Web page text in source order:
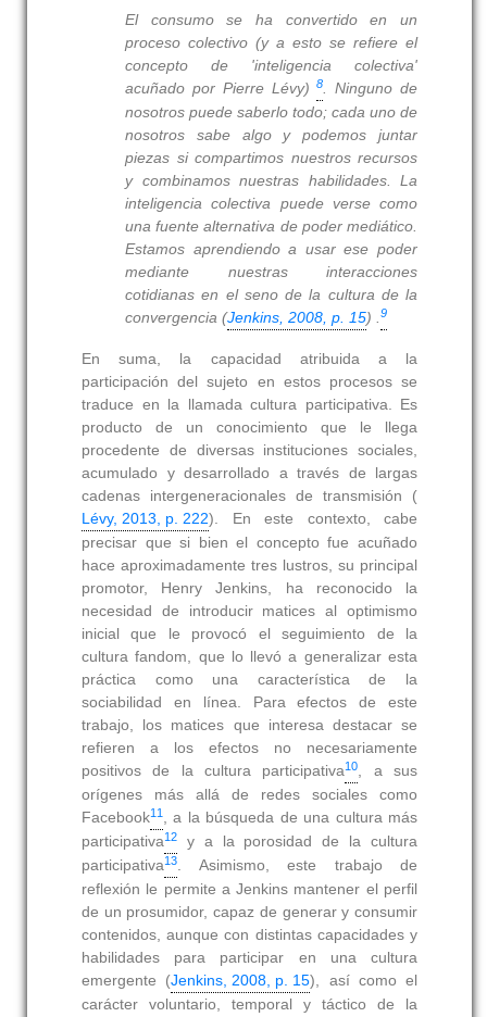
El consumo se ha convertido en un
proceso colectivo (y a esto se refiere el
concepto de 'inteligencia colectiva'
acuñado por Pierre Lévy)8
. Ninguno de
nosotros puede saberlo todo; cada uno de
nosotros sabe algo y podemos juntar
piezas si compartimos nuestros recursos
y combinamos nuestras habilidades. La
inteligencia colectiva puede verse como
una fuente alternativa de poder mediático.
Estamos aprendiendo a usar ese poder
mediante nuestras interacciones
cotidianas en el seno de la cultura de la
convergencia (Jenkins, 2008, p. 15) . 9
En suma, la capacidad atribuida a la
participación del sujeto en estos procesos se
traduce en la llamada cultura participativa. Es
producto de un conocimiento que le llega
procedente de diversas instituciones sociales,
acumulado y desarrollado a través de largas
cadenas intergeneracionales de transmisión (
Lévy, 2013, p. 222). En este contexto, cabe
precisar que si bien el concepto fue acuñado
hace aproximadamente tres lustros, su principal
promotor, Henry Jenkins, ha reconocido la
necesidad de introducir matices al optimismo
inicial que le provocó el seguimiento de la
cultura fandom, que lo llevó a generalizar esta
práctica como una característica de la
sociabilidad en línea. Para efectos de este
trabajo, los matices que interesa destacar se
refieren a los efectos no necesariamente
positivos de la cultura participativa10
, a sus
orígenes más allá de redes sociales como
Facebook11
, a la búsqueda de una cultura más
participativa12
y a la porosidad de la cultura
participativa13
. Asimismo, este trabajo de
reflexión le permite a Jenkins mantener el perfil
de un prosumidor, capaz de generar y consumir
contenidos, aunque con distintas capacidades y
habilidades para participar en una cultura
emergente (Jenkins, 2008, p. 15), así como el
carácter voluntario, temporal y táctico de la